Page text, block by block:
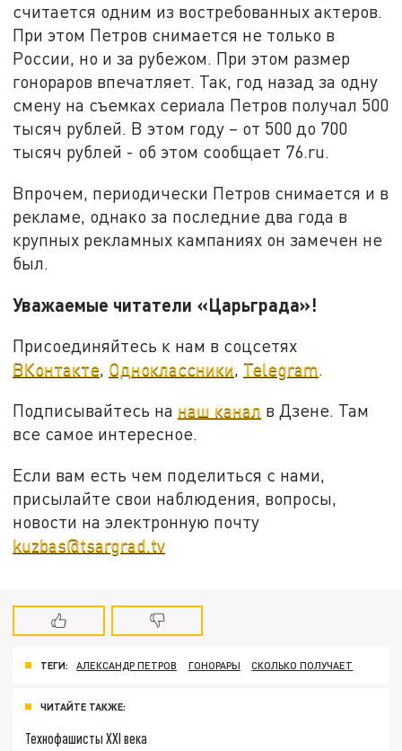
считается одним из востребованных актеров.
При этом Петров снимается не только в
России, но и за рубежом. При этом размер
гонораров впечатляет. Так, год назад за одну
смену на съемках сериала Петров получал 500
тысяч рублей. В этом году – от 500 до 700
тысяч рублей - об этом сообщает 76.ru.
Впрочем, периодически Петров снимается и в
рекламе, однако за последние два года в
крупных рекламных кампаниях он замечен не
был.
Уважаемые читатели «Царьграда»!
Присоединяйтесь к нам в соцсетях
ВКонтакте, Одноклассники, Telegram.
Подписывайтесь на наш канал в Дзене. Там
все самое интересное.
Если вам есть чем поделиться с нами,
присылайте свои наблюдения, вопросы,
новости на электронную почту
kuzbas@tsargrad.tv
ТЕГИ: АЛЕКСАНДР ПЕТРОВ ГОНОРАРЫ СКОЛЬКО ПОЛУЧАЕТ
ЧИТАЙТЕ ТАКЖЕ:
Технофашисты XXI века